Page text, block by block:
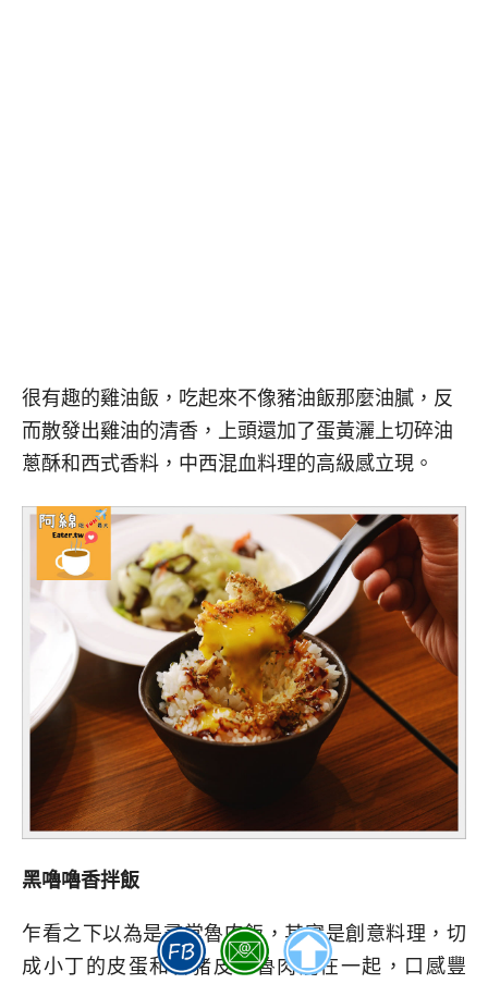
很有趣的雞油飯，吃起來不像豬油飯那麼油膩，反
而散發出雞油的清香，上頭還加了蛋黃灑上切碎油
蔥酥和西式香料，中西混血料理的高級感立現。
黑嚕嚕香拌飯
乍看之下以為是尋常魯肉飯，其實是創意料理，切
成小丁的皮蛋和魯豬皮、魯肉混在一起，口感豐